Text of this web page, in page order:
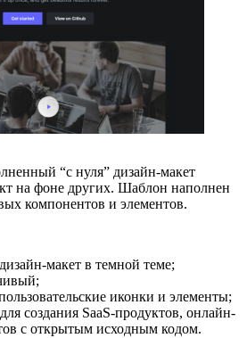
“с нуля” дизайн-макет
на фоне других. Шаблон наполнен
компонентов и элементов.
макет в темной теме;
иконки и элементы;
создания SaaS-продуктов, онлайн-
с открытым исходным кодом.